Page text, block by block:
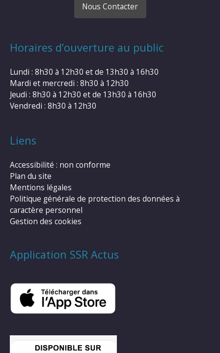
Nous Contacter
Horaires d’ouverture au public
Lundi : 8h30 à 12h30 et de 13h30 à 16h30
Mardi et mercredi : 8h30 à 12h30
Jeudi : 8h30 à 12h30 et de 13h30 à 16h30
Vendredi : 8h30 à 12h30
Liens
Accessibilité : non conforme
Plan du site
Mentions légales
Politique générale de protection des données à
caractère personnel
Gestion des cookies
Application SSR Actus